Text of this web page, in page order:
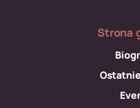
Strona